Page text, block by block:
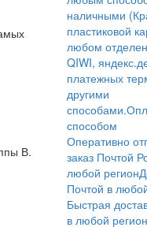
В.
наличными
пластиковой
любом
QIWI,
платежных
другими
способами.
способом
Оперативно
заказ Почтой
любой регион
Почтой в
Быстрая
в любой